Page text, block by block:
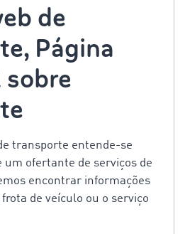
de
Página
transporte entende-se
um ofertante de serviços de
encontrar informações
de veículo ou o serviço